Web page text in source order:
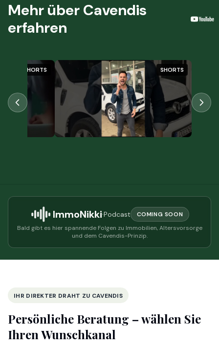
Mehr über Cavendis
erfahren
SHORTS SHORTS
ImmoNikki·Podcast
COMING SOON
Bald gibt es hier spannende Folgen zu Immobilien, Altersvorsorge
und dem Cavendis-Prinzip.
IHR DIREKTER DRAHT ZU CAVENDIS
Persönliche Beratung –wählen Sie
Ihren Wunschkanal